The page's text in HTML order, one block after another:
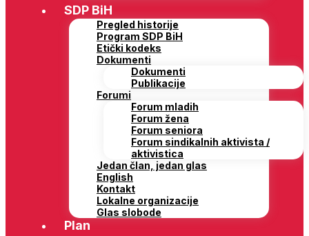
SDP BiH
Pregled historije
Program SDP BiH
Etički kodeks
Dokumenti
Dokumenti
Publikacije
Forumi
Forum mladih
Forum žena
Forum seniora
Forum sindikalnih aktivista /
aktivistica
Jedan član, jedan glas
English
Kontakt
Lokalne organizacije
Glas slobode
Plan